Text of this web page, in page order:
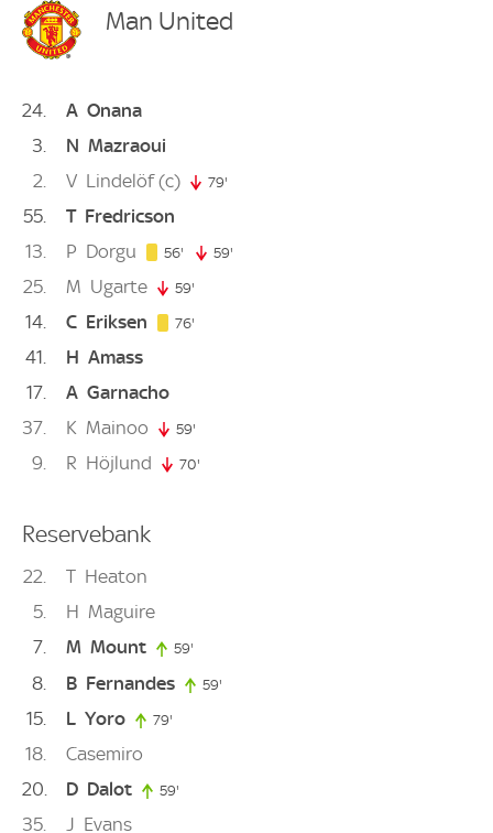
Man United
24 A Onana
3
N Mazraoui
2
V Lindelöf(c) 79'
55 T Fredricson
13
P Dorgu 56' 56. minute
59'
25 M Ugarte 59'
14 C Eriksen 76'
41 H Amass
17
A Garnacho
37
K Mainoo 59'
9 R Höjlund 70'
Reservebank
22 T Heaton
5
H Maguire
7
M Mount 59'
8 B Fernandes 59'
15 L Yoro 79'
18
Casemiro
20
D Dalot 59'
35 J Evans